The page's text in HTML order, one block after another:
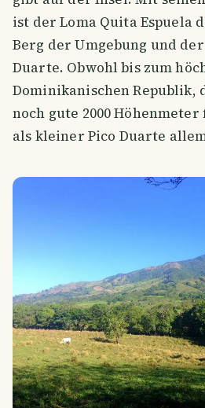
ist der Loma Quita Espuela
Berg der Umgebung und
Duarte. Obwohl bis zum
Dominikanischen Republik,
noch gute 2000
als kleiner Pico Duarte